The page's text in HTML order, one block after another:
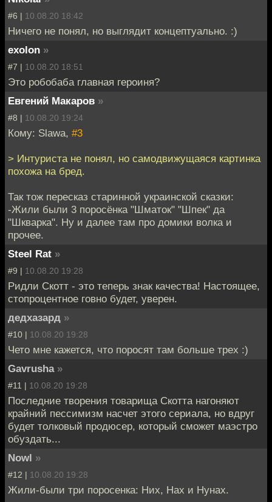
#6 | 10.08.20 18:42
Ничего не понял, но выглядит концептуально. :)
exolon »
#7 | 10.08.20 18:51
Это робобаба главная героиня?
Евгений Макаров »
#8 | 10.08.20 19:24
Кому: Slawa, #3
> Интуриста не понял, но самодвижущаяся картинка
похожа на бред.
Так тож пересказ старинной украинской сказки:
-Жили были 3 поросёнка "Шматок" "Шпек" да
"Шкварка". Ну и далее там про домики волка и
прочее.
Steel Rat »
#9 | 10.08.20 19:28
Ридли Скотт - это теперь знак качества! Настоящее,
стопроцентное говно будет, уверен.
дедхазард »
#10 | 10.08.20 19:28
Чето мне кажется, что поросят там больше трех :)
Gavrusha »
#11 | 10.08.20 19:28
Последние творения товарища Скотта нагоняют
крайний пессимизм насчет этого сериала, но вдруг
будет толковый продюсер, который сможет маэстро
обуздать...
Nowl »
#12 | 10.08.20 19:28
Жили-были три поросенка: Них, Нах и Нунах.